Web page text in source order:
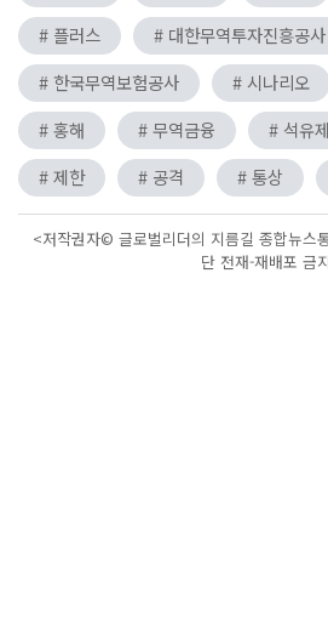
# 플러스
# 대한무역투자진흥공사
# 한국무역보험공사
# 시나리오
# 홍해
# 무역금융 # 석유
# 제한
# 공격 # 통상
<저작권자© 글로벌리더의 지름길 종합뉴스
단 전재-재배포 금